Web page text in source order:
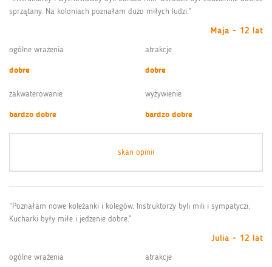
sprzątany. Na koloniach poznałam dużo miłych ludzi.”
Maja - 12 lat
ogólne wrażenia
dobre
atrakcje
dobre
zakwaterowanie
bardzo dobre
wyżywienie
bardzo dobre
skan opinii
“Poznałam nowe koleżanki i kolegów. Instruktorzy byli mili i sympatyczi.
Kucharki były miłe i jedzenie dobre.”
Julia - 12 lat
ogólne wrażenia
atrakcje